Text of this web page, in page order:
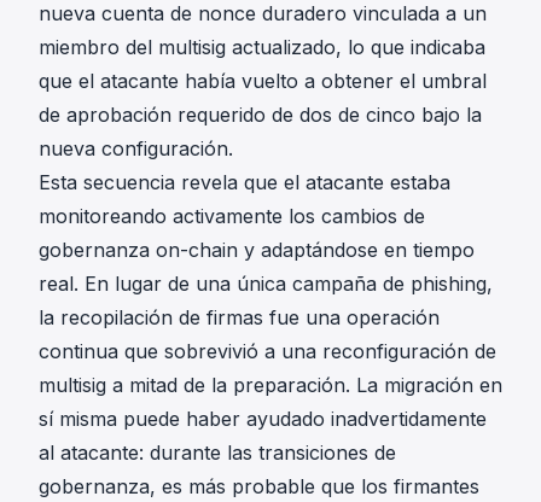
nueva cuenta de nonce duradero vinculada a un
miembro del multisig actualizado, lo que indicaba
que el atacante había vuelto a obtener el umbral
de aprobación requerido de dos de cinco bajo la
nueva configuración.
Esta secuencia revela que el atacante estaba
monitoreando activamente los cambios de
gobernanza on-chain y adaptándose en tiempo
real. En lugar de una única campaña de phishing,
la recopilación de firmas fue una operación
continua que sobrevivió a una reconfiguración de
multisig a mitad de la preparación. La migración en
sí misma puede haber ayudado inadvertidamente
al atacante: durante las transiciones de
gobernanza, es más probable que los firmantes